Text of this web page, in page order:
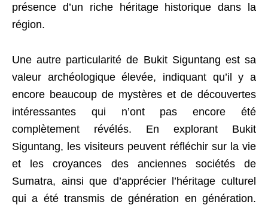
présence d’un riche héritage historique dans la
région.
Une autre particularité de Bukit Siguntang est sa
valeur archéologique élevée, indiquant qu’il y a
encore beaucoup de mystères et de découvertes
intéressantes qui n’ont pas encore été
complètement révélés. En explorant Bukit
Siguntang, les visiteurs peuvent réfléchir sur la vie
et les croyances des anciennes sociétés de
Sumatra, ainsi que d’apprécier l’héritage culturel
qui a été transmis de génération en génération.